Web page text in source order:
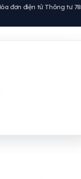
đơn điện tử Thông tư 78